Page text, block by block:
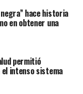
hace historia
en obtener una
permitió
intenso sistema